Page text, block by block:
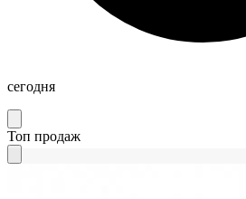
сегодня
Топ продаж